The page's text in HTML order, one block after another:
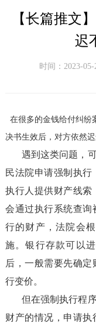
【长篇推文
迟
时间：2023-05-
在很多的金钱给付纠纷
决书生效后，对方依然
遇到这类问题，
民法院申请强制执
执行人提供财产线索
会通过执行系统查询
行的财产，法院会
施。银行存款可以
后，一般需要先确
行变价。
但在强制执行程
财产的情况，申请